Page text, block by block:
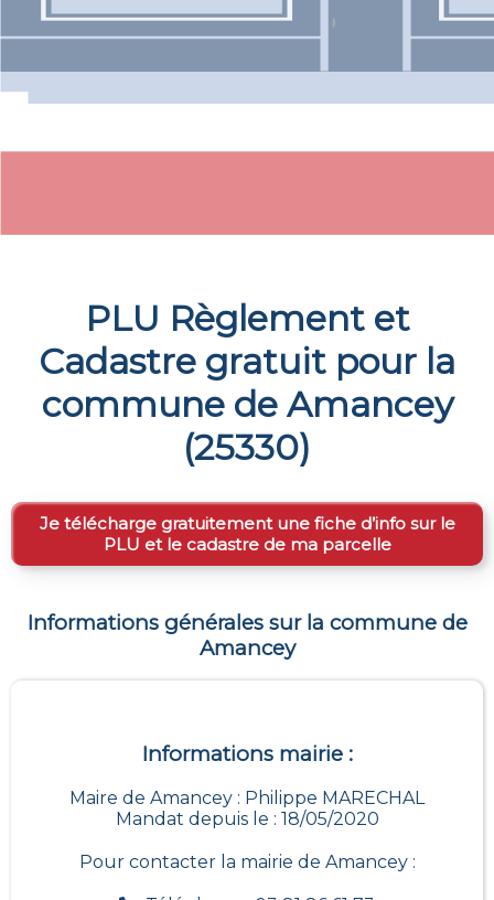
PLU Règlement et
Cadastre gratuit pour la
commune de Amancey
(25330)
Je télécharge gratuitement une fiche d’info sur le
PLU et le cadastre de ma parcelle
Informations générales sur la commune de
Amancey
Informations mairie :
Maire de Amancey : Philippe MARECHAL
Mandat depuis le : 18/05/2020
Pour contacter la mairie de Amancey: